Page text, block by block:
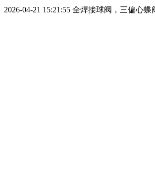
2026-04-21 15:21:55 全焊接球阀，三偏心蝶